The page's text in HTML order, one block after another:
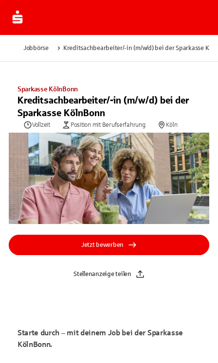
Jobbörse Kreditsachbearbeiter/-in (m/w/d) bei der Sparkasse
Sparkasse KölnBonn
Kreditsachbearbeiter/-in (m/w/d) bei der
Sparkasse KölnBonn
Vollzeit Position mit Berufserfahrung Köln
Jetzt bewerben
Stellenanzeige teilen
Starte durch – mit deinem Job bei der Sparkasse
KölnBonn.